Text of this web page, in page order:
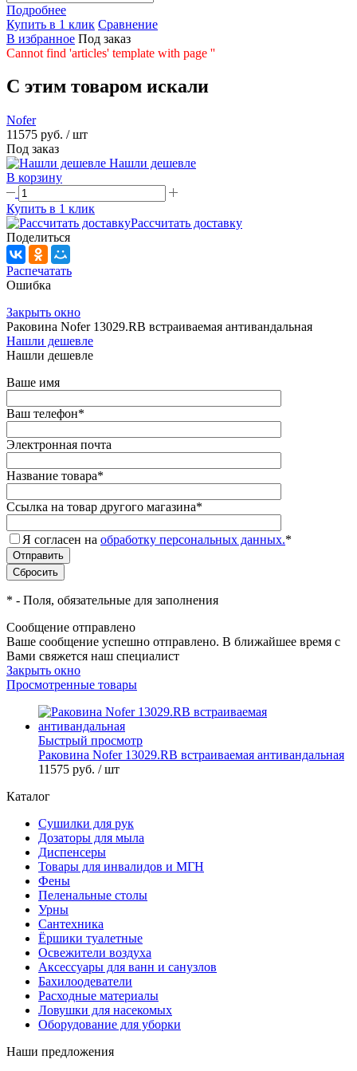
Подробнее
Купить в 1 клик Сравнение
В избранное Под заказ
Cannot find 'articles' template with page ''
C этим товаром искали
Nofer
11575 руб. / шт
Под заказ
Нашли дешевле
В корзину
Купить в 1 клик
Рассчитать доставку
Поделиться
Распечатать
Ошибка
Закрыть окно
Раковина Nofer 13029.RB встраиваемая антивандальная
Нашли дешевле
Нашли дешевле
Ваше имя
Ваш телефон*
Электронная почта
Название товара*
Ссылка на товар другого магазина*
Я согласен на обработку персональных данных.*
* - Поля, обязательные для заполнения
Сообщение отправлено
Ваше сообщение успешно отправлено. В ближайшее время с
Вами свяжется наш специалист
Закрыть окно
Просмотренные товары
Быстрый просмотр
Раковина Nofer 13029.RB встраиваемая антивандальная
11575 руб. / шт
Каталог
Сушилки для рук
Дозаторы для мыла
Диспенсеры
Товары для инвалидов и МГН
Фены
Пеленальные столы
Урны
Сантехника
Ёршики туалетные
Освежители воздуха
Аксессуары для ванн и санузлов
Бахилоодеватели
Расходные материалы
Ловушки для насекомых
Оборудование для уборки
Наши предложения